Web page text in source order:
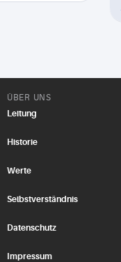
ÜBER UNS
Leitung
Historie
Werte
Selbstverständnis
Datenschutz
Impressum